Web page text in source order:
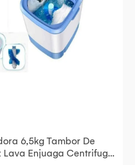
6,5kg Tambor De
Lava Enjuaga Centrifuga